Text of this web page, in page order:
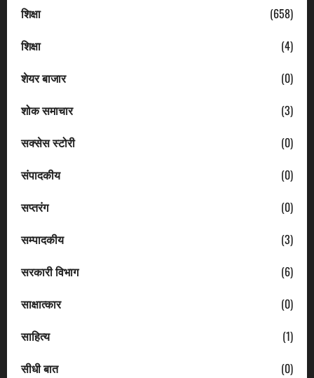
शिक्षा
(658)
शिक्षा
(4)
शेयर बाजार
(0)
शोक समाचार
(3)
सक्सेस स्टोरी
(0)
संपादकीय
(0)
सप्तरंग
(0)
सम्पादकीय
(3)
सरकारी विभाग
(6)
साक्षात्कार
(0)
साहित्य
(1)
सीधी बात
(0)